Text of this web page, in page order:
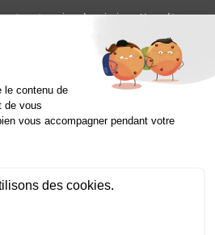
est entreprise à mission. Une étape
la société.
FacebookInstagramYouTube